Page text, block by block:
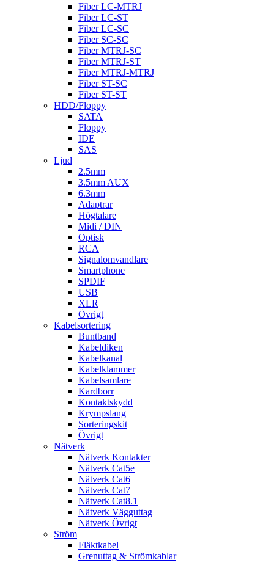
Fiber LC-MTRJ
Fiber LC-ST
Fiber LC-SC
Fiber SC-SC
Fiber MTRJ-SC
Fiber MTRJ-ST
Fiber MTRJ-MTRJ
Fiber ST-SC
Fiber ST-ST
HDD/Floppy
SATA
Floppy
IDE
SAS
Ljud
2.5mm
3.5mm AUX
6.3mm
Adaptrar
Högtalare
Midi / DIN
Optisk
RCA
Signalomvandlare
Smartphone
SPDIF
USB
XLR
Övrigt
Kabelsortering
Buntband
Kabeldiken
Kabelkanal
Kabelklammer
Kabelsamlare
Kardborr
Kontaktskydd
Krympslang
Sorteringskit
Övrigt
Nätverk
Nätverk Kontakter
Nätverk Cat5e
Nätverk Cat6
Nätverk Cat7
Nätverk Cat8.1
Nätverk Vägguttag
Nätverk Övrigt
Ström
Fläktkabel
Grenuttag & Strömkablar